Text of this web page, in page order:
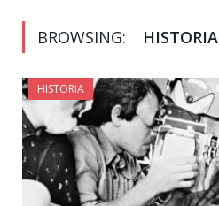
BROWSING: HISTORIA
HISTORIA